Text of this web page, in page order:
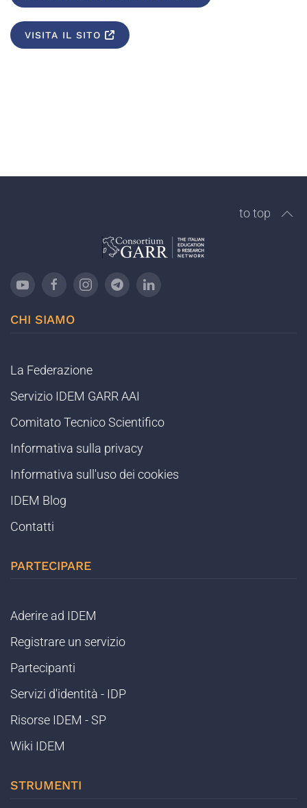
VISITA IL SITO
to top
CHI SIAMO
La Federazione
Servizio IDEM GARR AAI
Comitato Tecnico Scientifico
Informativa sulla privacy
Informativa sull'uso dei cookies
IDEM Blog
Contatti
PARTECIPARE
Aderire ad IDEM
Registrare un servizio
Partecipanti
Servizi d'identità - IDP
Risorse IDEM - SP
Wiki IDEM
STRUMENTI